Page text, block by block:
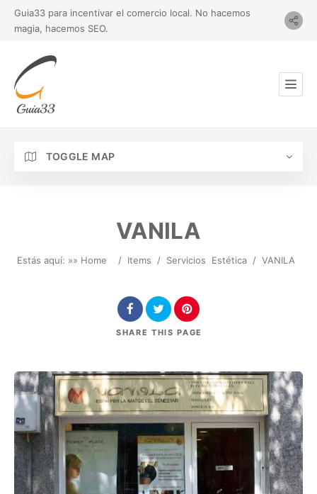
Guia33 para incentivar el comercio local. No hacemos
magia, hacemos SEO.
TOGGLE MAP
VANILA
Estás aquí: »» Home / Items / Servicios Estética / VANILA
SHARE THIS PAGE